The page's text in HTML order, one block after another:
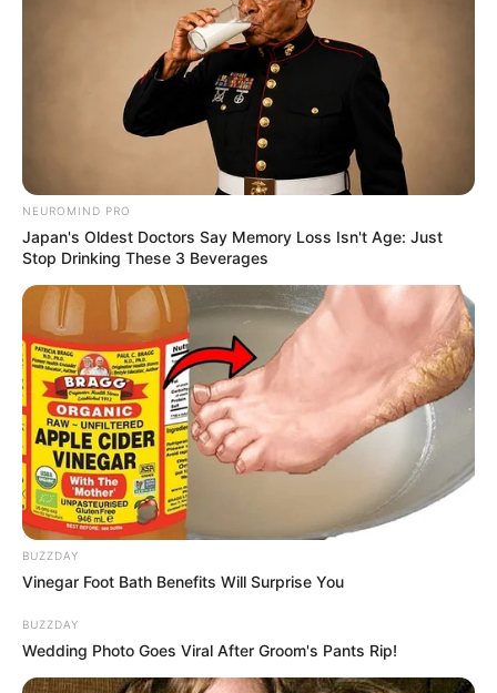
Fail! 10 Potret Makanan Gagal
Dimasak yang Bikin Kamu
Nggak Selera
10 Pose Manekin Anti
Mainstream yang Konyol
Banget
8 Kata Lucu Seputar Malam
Minggu ala Jomblo yang Bikin
Ngenes
NEUROMIND PRO
Japan's Oldest Doctors Say Memory Loss Isn't Age: Just
Stop Drinking These 3 Beverages
BUZZDAY
Vinegar Foot Bath Benefits Will Surprise You
BUZZDAY
Wedding Photo Goes Viral After Groom's Pants Rip!